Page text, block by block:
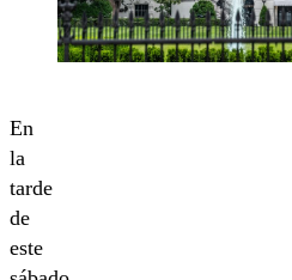
En
la
tarde
de
este